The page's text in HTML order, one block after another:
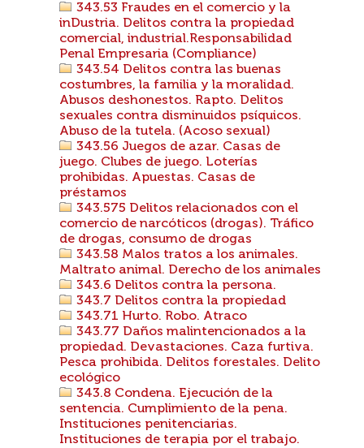
343.53 Fraudes en el comercio y la
inDustria. Delitos contra la propiedad
comercial, industrial.Responsabilidad
Penal Empresaria (Compliance)
343.54 Delitos contra las buenas
costumbres, la familia y la moralidad.
Abusos deshonestos. Rapto. Delitos
sexuales contra disminuidos psíquicos.
Abuso de la tutela. (Acoso sexual)
343.56 Juegos de azar. Casas de
juego. Clubes de juego. Loterías
prohibidas. Apuestas. Casas de
préstamos
343.575 Delitos relacionados con el
comercio de narcóticos (drogas). Tráfico
de drogas, consumo de drogas
343.58 Malos tratos a los animales.
Maltrato animal. Derecho de los animales
343.6 Delitos contra la persona.
343.7 Delitos contra la propiedad
343.71 Hurto. Robo. Atraco
343.77 Daños malintencionados a la
propiedad. Devastaciones. Caza furtiva.
Pesca prohibida. Delitos forestales. Delito
ecológico
343.8 Condena. Ejecución de la
sentencia. Cumplimiento de la pena.
Instituciones penitenciarias.
Instituciones de terapia por el trabajo.